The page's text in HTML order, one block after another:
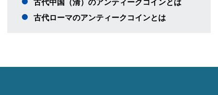
古代中国（清）のアンティークコインとは
古代ローマのアンティークコインとは